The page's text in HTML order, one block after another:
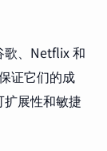
歌、Netflix 和
证它们的成
展性和敏捷